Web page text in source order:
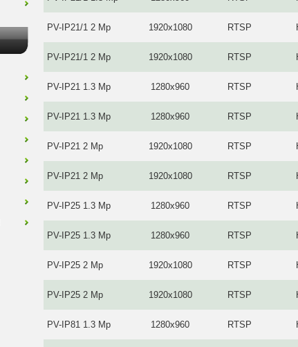
PV-IP21/1 2 Mp 1920x1080 RTSP
PV-IP21/1 2 Mp 1920x1080 RTSP
PV-IP21 1.3 Mp 1280x960 RTSP
PV-IP21 1.3 Mp 1280x960 RTSP
PV-IP21 2 Mp 1920x1080 RTSP
PV-IP21 2 Mp 1920x1080 RTSP
PV-IP25 1.3 Mp 1280x960 RTSP
PV-IP25 1.3 Mp 1280x960 RTSP
PV-IP25 2 Mp 1920x1080 RTSP
PV-IP25 2 Mp 1920x1080 RTSP
PV-IP81 1.3 Mp 1280x960 RTSP